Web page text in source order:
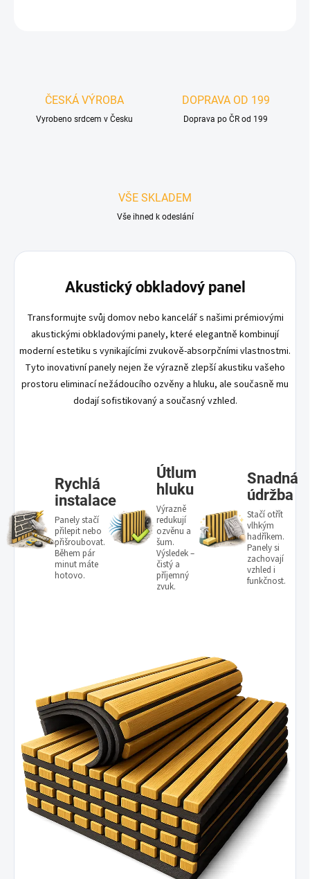
ČESKÁ VÝROBA
Vyrobeno srdcem v Česku
DOPRAVA OD 199
Doprava po ČR od 199
VŠE SKLADEM
Vše ihned k odeslání
Akustický obkladový panel
Transformujte svůj domov nebo kancelář s našimi prémiovými
akustickými obkladovými panely, které elegantně kombinují
moderní estetiku s vynikajícími zvukově-absorpčními vlastnostmi.
Tyto inovativní panely nejen že výrazně zlepší akustiku vašeho
prostoru eliminací nežádoucího ozvěny a hluku, ale současně mu
dodají sofistikovaný a současný vzhled.
Rychlá
instalace
Panely stačí
přilepit nebo
přišroubovat.
Během pár
minut máte
hotovo.
Útlum
hluku
Výrazně
redukují
ozvěnu a
šum.
Výsledek –
čistý a
příjemný
zvuk.
Snadná
údržba
Stačí otřít
vlhkým
hadříkem.
Panely si
zachovají
vzhled i
funkčnost.